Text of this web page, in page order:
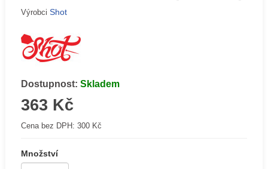
Výrobci Shot
Dostupnost: Skladem
363 Kč
Cena bez DPH: 300 Kč
Množství